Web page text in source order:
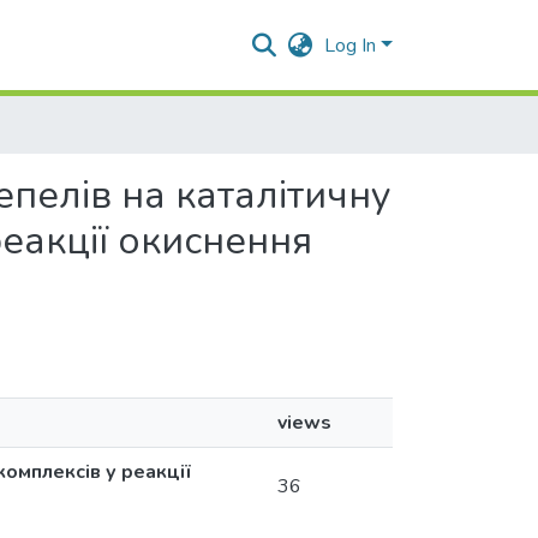
Log In
на каталітичну
окиснення
views
у реакції
36